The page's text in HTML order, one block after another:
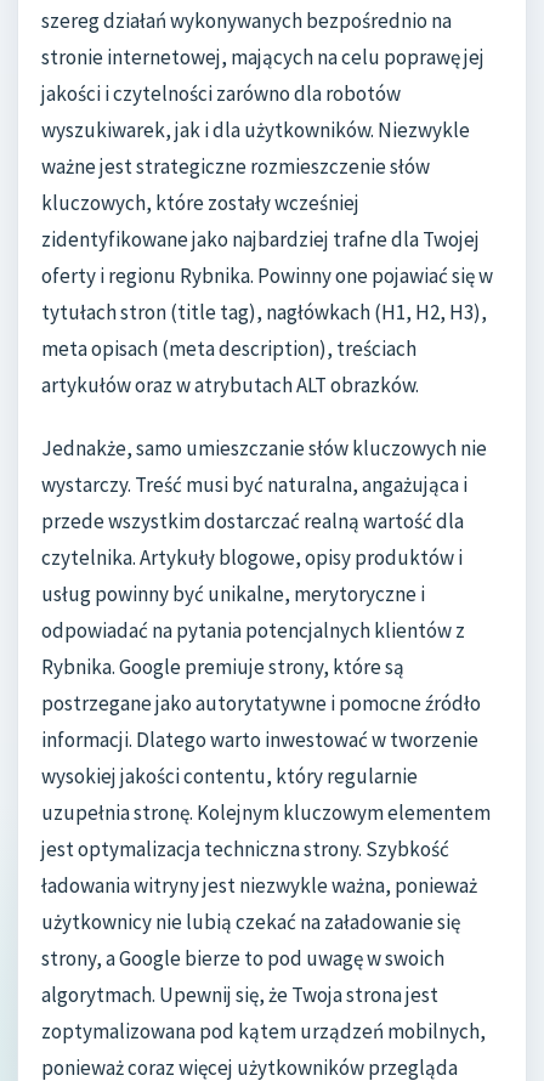
szereg działań wykonywanych bezpośrednio na
stronie internetowej, mających na celu poprawę jej
jakości i czytelności zarówno dla robotów
wyszukiwarek, jak i dla użytkowników. Niezwykle
ważne jest strategiczne rozmieszczenie słów
kluczowych, które zostały wcześniej
zidentyfikowane jako najbardziej trafne dla Twojej
oferty i regionu Rybnika. Powinny one pojawiać się w
tytułach stron (title tag), nagłówkach (H1, H2, H3),
meta opisach (meta description), treściach
artykułów oraz w atrybutach ALT obrazków.
Jednakże, samo umieszczanie słów kluczowych nie
wystarczy. Treść musi być naturalna, angażująca i
przede wszystkim dostarczać realną wartość dla
czytelnika. Artykuły blogowe, opisy produktów i
usług powinny być unikalne, merytoryczne i
odpowiadać na pytania potencjalnych klientów z
Rybnika. Google premiuje strony, które są
postrzegane jako autorytatywne i pomocne źródło
informacji. Dlatego warto inwestować w tworzenie
wysokiej jakości contentu, który regularnie
uzupełnia stronę. Kolejnym kluczowym elementem
jest optymalizacja techniczna strony. Szybkość
ładowania witryny jest niezwykle ważna, ponieważ
użytkownicy nie lubią czekać na załadowanie się
strony, a Google bierze to pod uwagę w swoich
algorytmach. Upewnij się, że Twoja strona jest
zoptymalizowana pod kątem urządzeń mobilnych,
ponieważ coraz więcej użytkowników przegląda